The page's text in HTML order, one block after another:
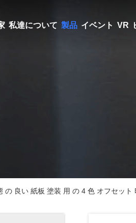
私達について 製品 イベント VR
の 良い 紙板 塗装 用 の 4 色 オフセット